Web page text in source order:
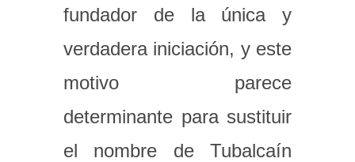
fundador de la única y
verdadera iniciación, y este
motivo parece
determinante para sustituir
el nombre de Tubalcaín